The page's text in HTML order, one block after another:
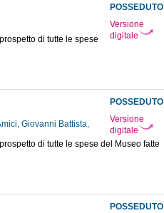
POSSEDUTO
Versione
digitale
di tutte le spese
POSSEDUTO
Versione
digitale
Giovanni Battista,
di tutte le spese del Museo fatte
POSSEDUTO